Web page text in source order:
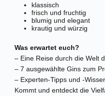
klassisch
frisch und fruchtig
blumig und elegant
krautig und würzig
Was erwartet euch?
– Eine Reise durch die Welt
– 7 ausgewählte Gins zum
– Experten-Tipps und -
Kommt und entdeckt die